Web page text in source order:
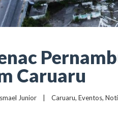
Caruaru
Junior Caruaru, Eventos,